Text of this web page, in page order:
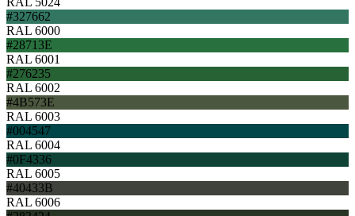
#327662
RAL 6000
#28713E
RAL 6001
#276235
RAL 6002
#4B573E
RAL 6003
#004547
RAL 6004
#0F4336
RAL 6005
#40433B
RAL 6006